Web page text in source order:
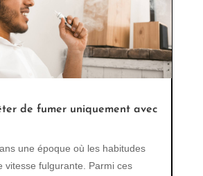
de fumer uniquement avec
une époque où les habitudes
vitesse fulgurante. Parmi ces